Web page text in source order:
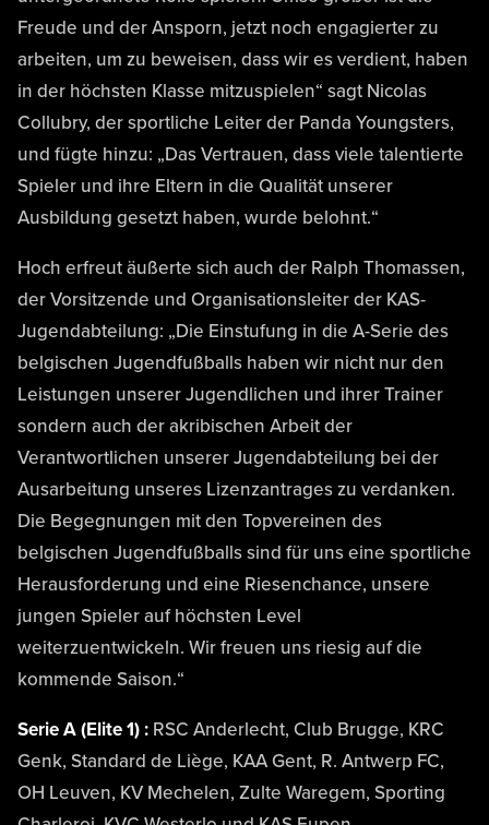
Freude und der Ansporn, jetzt noch engagierter zu
arbeiten, um zu beweisen, dass wir es verdient, haben
in der höchsten Klasse mitzuspielen“ sagt Nicolas
Collubry, der sportliche Leiter der Panda Youngsters,
und fügte hinzu: „Das Vertrauen, dass viele talentierte
Spieler und ihre Eltern in die Qualität unserer
Ausbildung gesetzt haben, wurde belohnt.“
Hoch erfreut äußerte sich auch der Ralph Thomassen,
der Vorsitzende und Organisationsleiter der KAS-
Jugendabteilung: „Die Einstufung in die A-Serie des
belgischen Jugendfußballs haben wir nicht nur den
Leistungen unserer Jugendlichen und ihrer Trainer
sondern auch der akribischen Arbeit der
Verantwortlichen unserer Jugendabteilung bei der
Ausarbeitung unseres Lizenzantrages zu verdanken.
Die Begegnungen mit den Topvereinen des
belgischen Jugendfußballs sind für uns eine sportliche
Herausforderung und eine Riesenchance, unsere
jungen Spieler auf höchsten Level
weiterzuentwickeln. Wir freuen uns riesig auf die
kommende Saison.“
Serie A (Elite 1) : RSC Anderlecht, Club Brugge, KRC
Genk, Standard de Liège, KAA Gent, R. Antwerp FC,
OH Leuven, KV Mechelen, Zulte Waregem, Sporting